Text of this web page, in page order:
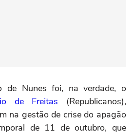
de Nunes foi, na verdade, o
de Freitas (Republicanos),
na gestão de crise do apagão
de 11 de outubro, que